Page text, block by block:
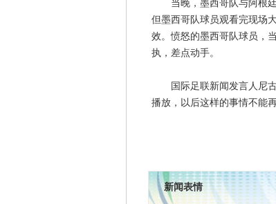
当晚，墨西哥队与阿根廷
但墨西哥队球员观看完现场
效。愤怒的墨西哥队球员，
执，差点动手。
国际足联新闻发言人尼古
播放，以后这样的事情不能
新闻表情